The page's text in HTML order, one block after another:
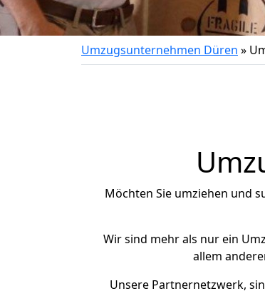
Umzugsunternehmen Düren »
Möchten Sie umziehen und
Wir sind mehr als nur ein
allem
Unsere Partnernetzwerk,